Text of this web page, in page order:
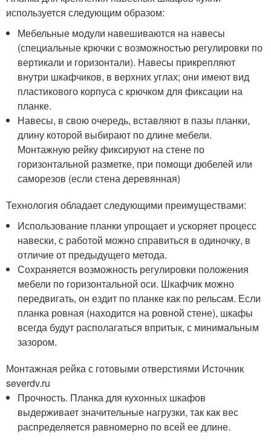
используется следующим образом:
Мебельные модули навешиваются на навесы
(специальные крючки с возможностью регулировки по
вертикали и горизонтали). Навесы прикрепляют
внутри шкафчиков, в верхних углах; они имеют вид
пластикового корпуса с крючком для фиксации на
планке.
Навесы, в свою очередь, вставляют в пазы планки,
длину которой выбирают по длине мебели.
Монтажную рейку фиксируют на стене по
горизонтальной разметке, при помощи дюбелей или
саморезов (если стена деревянная)
Технология обладает следующими преимуществами:
Использование планки упрощает и ускоряет процесс
навески, с работой можно справиться в одиночку, в
отличие от предыдущего метода.
Сохраняется возможность регулировки положения
мебели по горизонтальной оси. Шкафчик можно
передвигать, он ездит по планке как по рельсам. Если
планка ровная (находится на ровной стене), шкафы
всегда будут располагаться впритык, с минимальным
зазором.
Монтажная рейка с готовыми отверстиями Источник
severdv.ru
Прочность. Планка для кухонных шкафов
выдерживает значительные нагрузки, так как вес
распределяется равномерно по всей ее длине.